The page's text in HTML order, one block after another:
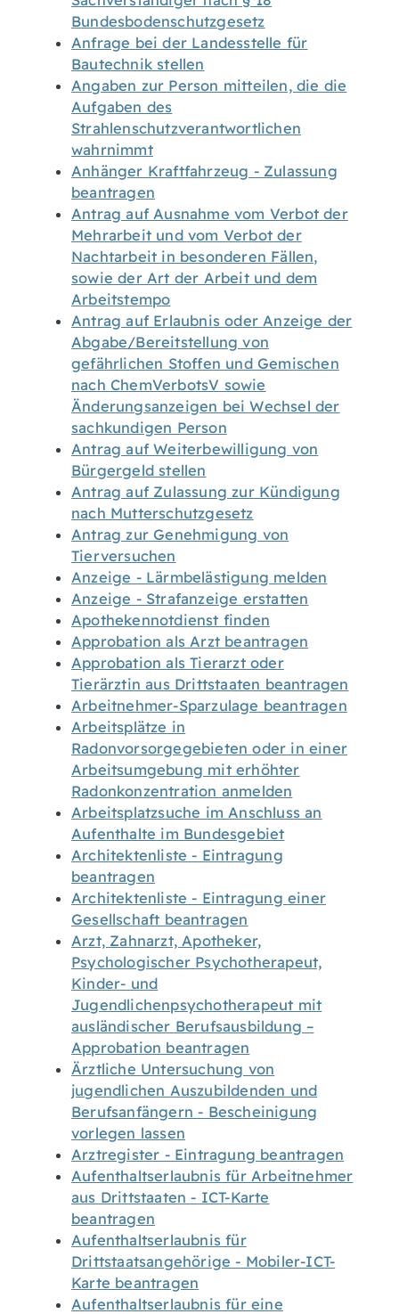
Bundesbodenschutzgesetz
Anfrage bei der Landesstelle für
Bautechnik stellen
Angaben zur Person mitteilen, die die
Aufgaben des
Strahlenschutzverantwortlichen
wahrnimmt
Anhänger Kraftfahrzeug - Zulassung
beantragen
Antrag auf Ausnahme vom Verbot der
Mehrarbeit und vom Verbot der
Nachtarbeit in besonderen Fällen,
sowie der Art der Arbeit und dem
Arbeitstempo
Antrag auf Erlaubnis oder Anzeige der
Abgabe/Bereitstellung von
gefährlichen Stoffen und Gemischen
nach ChemVerbotsV sowie
Änderungsanzeigen bei Wechsel der
sachkundigen Person
Antrag auf Weiterbewilligung von
Bürgergeld stellen
Antrag auf Zulassung zur Kündigung
nach Mutterschutzgesetz
Antrag zur Genehmigung von
Tierversuchen
Anzeige - Lärmbelästigung melden
Anzeige - Strafanzeige erstatten
Apothekennotdienst finden
Approbation als Arzt beantragen
Approbation als Tierarzt oder
Tierärztin aus Drittstaaten beantragen
Arbeitnehmer-Sparzulage beantragen
Arbeitsplätze in
Radonvorsorgegebieten oder in einer
Arbeitsumgebung mit erhöhter
Radonkonzentration anmelden
Arbeitsplatzsuche im Anschluss an
Aufenthalte im Bundesgebiet
Architektenliste - Eintragung
beantragen
Architektenliste - Eintragung einer
Gesellschaft beantragen
Arzt, Zahnarzt, Apotheker,
Psychologischer Psychotherapeut,
Kinder- und
Jugendlichenpsychotherapeut mit
ausländischer Berufsausbildung –
Approbation beantragen
Ärztliche Untersuchung von
jugendlichen Auszubildenden und
Berufsanfängern - Bescheinigung
vorlegen lassen
Arztregister - Eintragung beantragen
Aufenthaltserlaubnis für Arbeitnehmer
aus Drittstaaten - ICT-Karte
beantragen
Aufenthaltserlaubnis für
Drittstaatsangehörige - Mobiler-ICT-
Karte beantragen
Aufenthaltserlaubnis für eine